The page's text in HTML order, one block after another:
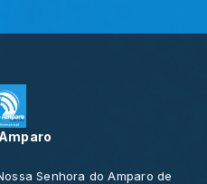
Senhora do Amparo de